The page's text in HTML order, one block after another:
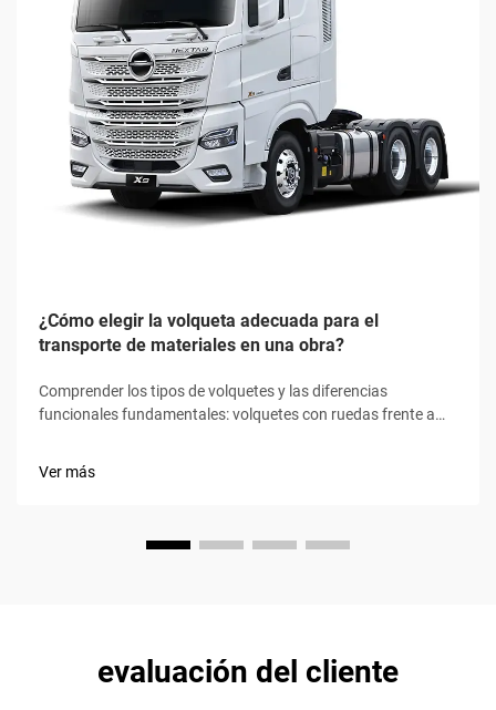
¿Cómo elegir la volqueta adecuada para el
transporte de materiales en una obra?
Comprender los tipos de volquetes y las diferencias
funcionales fundamentales: volquetes con ruedas frente a
Ver más
evaluación del cliente